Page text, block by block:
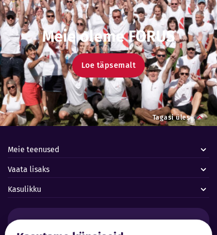
Meie oleme FORUS
Loe täpsemalt
Tagasi üles
Meie teenused
Vaata lisaks
Kasulikku